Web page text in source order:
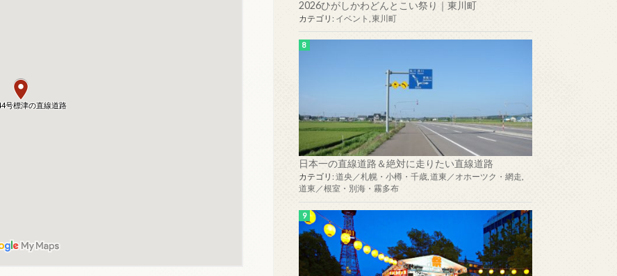
2026ひがしかわどんとこい祭り｜東川町
カテゴリ: イベント 東川町
日本一の直線道路＆絶対に走りたい直線道路
カテゴリ: 道央／札幌・小樽・千歳 道東／オホーツク・網走
道東／根室・別海・霧多布